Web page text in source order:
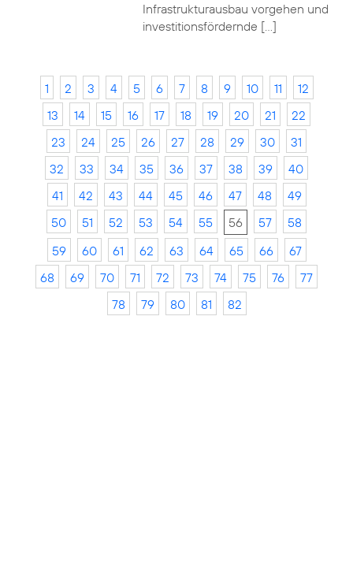
Infrastrukturausbau vorgehen und
investitionsfördernde […]
1 2 3 4 5 6 7 8 9 10 11
12
13
14 15 16 17 18 19 20 21
22
23
24 25 26 27 28 29 30
31
32
33 34 35 36 37 38 39
40
41
42 43 44 45 46 47 48
49
50
51 52 53 54 55 56 57
58
59
60 61 62 63 64 65 66
67
68
69 70 71 72 73 74 75 76
77
78
79 80 81 82